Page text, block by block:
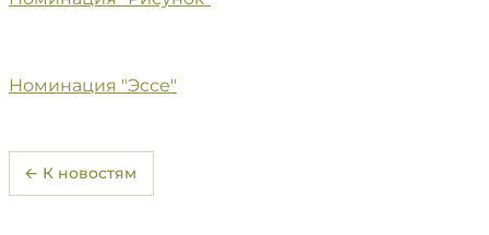
Номинация "Эссе"
← К новостям